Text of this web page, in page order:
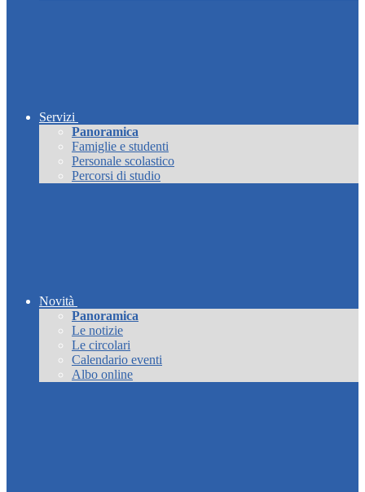
Servizi
Panoramica
Famiglie e studenti
Personale scolastico
Percorsi di studio
Novità
Panoramica
Le notizie
Le circolari
Calendario eventi
Albo online